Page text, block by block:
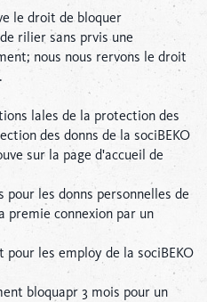
le droit de bloquer
rilier sans prvis une
nous nous rervons le droit
lales de la protection des
des donns de la sociBEKO
sur la page d'accueil de
les donns personnelles de
connexion par un
les employ de la sociBEKO
bloquapr 3 mois pour un